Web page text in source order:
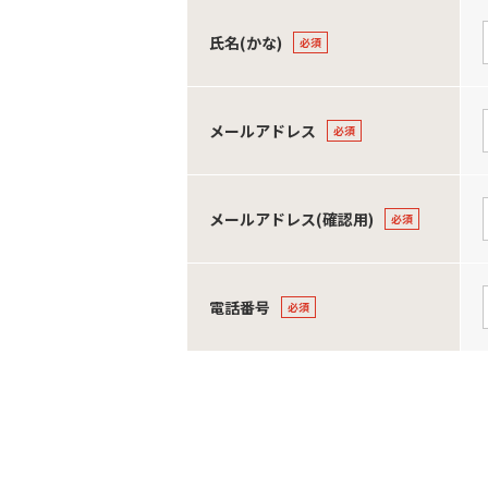
氏名(かな)
メールアドレス
メールアドレス(確認用)
電話番号